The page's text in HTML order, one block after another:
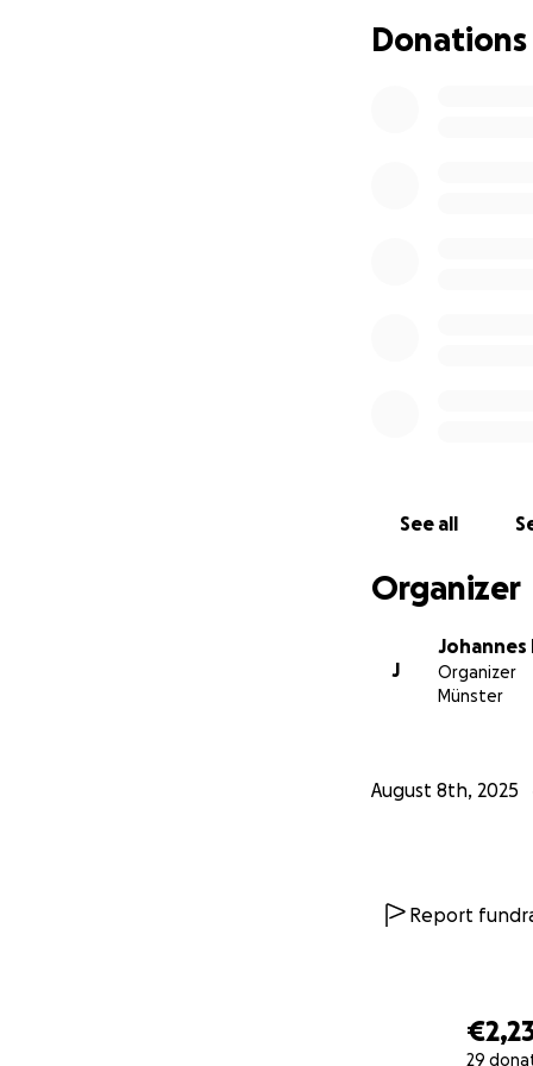
29
Die medizinische
existiert ein
Donations
See all
Organizer
J
Johannes
Organizer
Münster
August 8th, 2025
Report